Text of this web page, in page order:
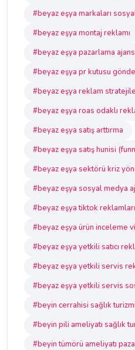
#beyaz eşya markaları
#beyaz eşya montaj reklamı
#beyaz eşya pazarlama
#beyaz eşya pr kutusu
#beyaz eşya reklam
#beyaz eşya roas odaklı
#beyaz eşya satış arttırma
#beyaz eşya satış hunisi
#beyaz eşya sektörü kriz
#beyaz eşya sosyal medya
#beyaz eşya tiktok reklamları
#beyaz eşya ürün inceleme
#beyaz eşya yetkili satıcı
#beyaz eşya yetkili servis
#beyaz eşya yetkili servis
#beyin cerrahisi sağlık turizmi
#beyin pili ameliyatı sağlık
#beyin tümörü ameliyatı